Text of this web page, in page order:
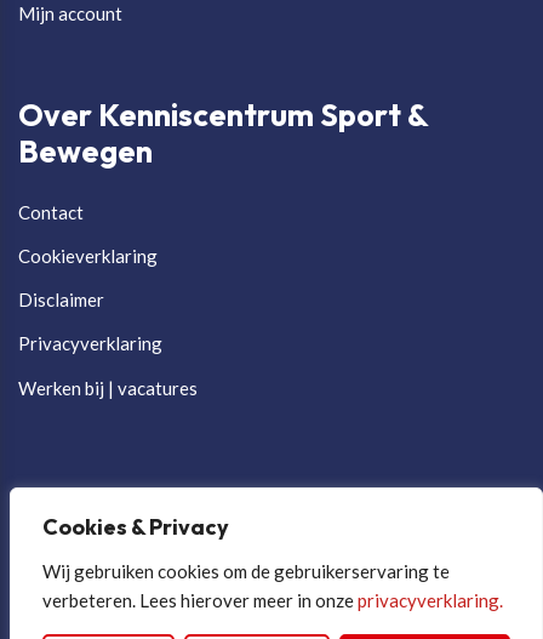
Cookies & Privacy
Wij gebruiken cookies om de gebruikerservaring te
verbeteren. Lees hierover meer in onzeprivacyverklaring.
Mijn account
Over Kenniscentrum Sport &
Bewegen
Contact
Cookieverklaring
Disclaimer
Privacyverklaring
Werken bij | vacatures
Cookievoorkeuren aanpassen